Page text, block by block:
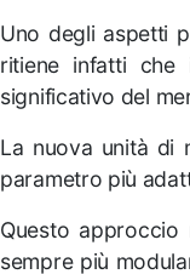
Uno degli aspetti
ritiene infatti
significativo del
La nuova unità di
parametro più
Questo approccio
sempre più